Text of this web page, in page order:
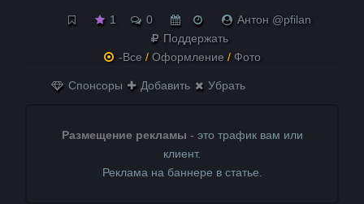
1 0
Антон @pfilan
Поддержать
-Все / Оформление / Фото
Спонсоры Добавить Убрать
Размещение рекламы - это трафик вам или
клиент.
Реклама на баннере в статье.